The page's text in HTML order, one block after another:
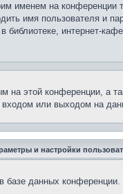
именем на конференции
имя пользователя и
интернет-
этой конференции, а
или выходом на
и настройки
данных